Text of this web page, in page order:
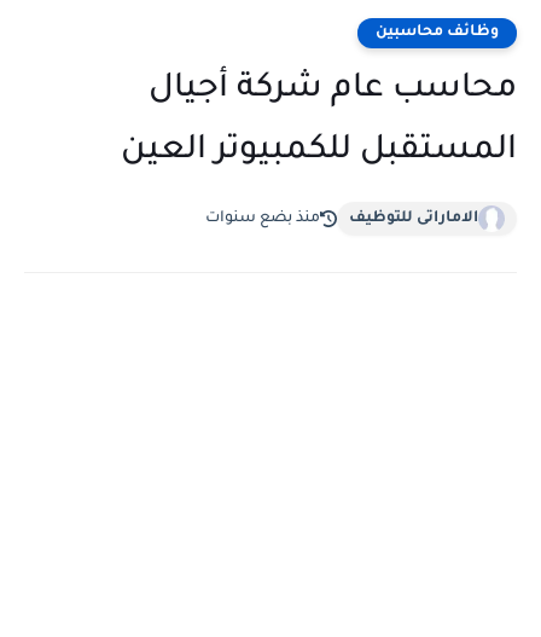
وظائف محاسبين
محاسب عام شركة أجيال
المستقبل للكمبيوتر العين
الاماراتى للتوظيف منذ بضع سنوات